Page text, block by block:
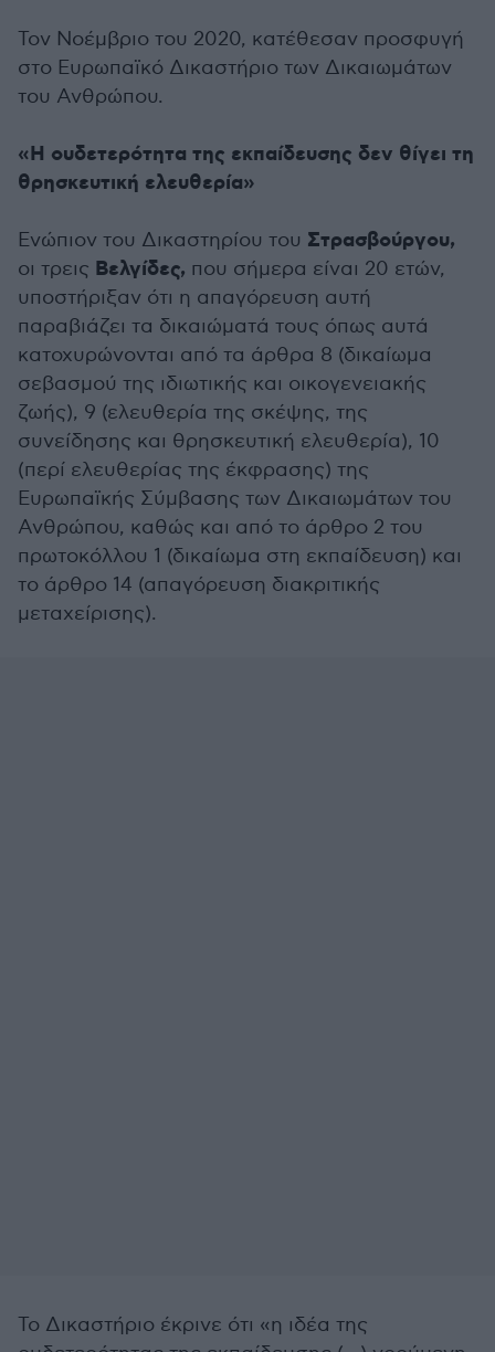
Τον Νοέμβριο του 2020, κατέθεσαν προσφυγή
στο Ευρωπαϊκό Δικαστήριο των Δικαιωμάτων
του Ανθρώπου.
«Η ουδετερότητα της εκπαίδευσης δεν θίγει τη
θρησκευτική ελευθερία»
Ενώπιον του Δικαστηρίου του Στρασβούργου,
οι τρεις Βελγίδες, που σήμερα είναι 20 ετών,
υποστήριξαν ότι η απαγόρευση αυτή
παραβιάζει τα δικαιώματά τους όπως αυτά
κατοχυρώνονται από τα άρθρα 8 (δικαίωμα
σεβασμού της ιδιωτικής και οικογενειακής
ζωής), 9 (ελευθερία της σκέψης, της
συνείδησης και θρησκευτική ελευθερία), 10
(περί ελευθερίας της έκφρασης) της
Ευρωπαϊκής Σύμβασης των Δικαιωμάτων του
Ανθρώπου, καθώς και από το άρθρο 2 του
πρωτοκόλλου 1 (δικαίωμα στη εκπαίδευση) και
το άρθρο 14 (απαγόρευση διακριτικής
μεταχείρισης).
Το Δικαστήριο έκρινε ότι «η ιδέα της